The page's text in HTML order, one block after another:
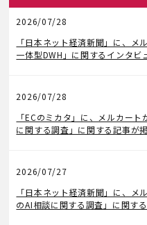
2026/07/28
「日本ネット経済新聞」に、メ
一体型DWH」に関するインタビ
2026/07/28
「ECのミカタ」に、メルカー
に関する調査」に関する記事が
2026/07/27
「日本ネット経済新聞」に、メ
のAI相談に関する調査」に関す